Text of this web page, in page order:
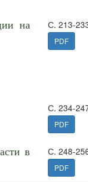
на
С. 213-
PDF
С. 234-
PDF
в
С. 248-
PDF